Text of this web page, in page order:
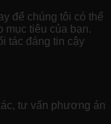
để chúng tôi có thể
mục tiêu của bạn.
tác đáng tin cậy
tư vấn phương án